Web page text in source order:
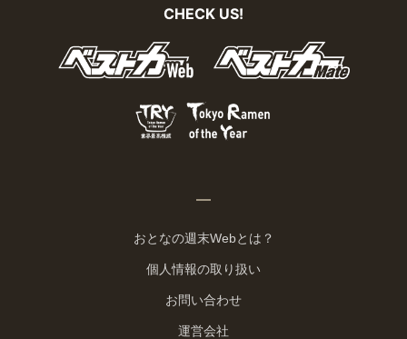
CHECK US!
おとなの週末Webとは？
個人情報の取り扱い
お問い合わせ
運営会社